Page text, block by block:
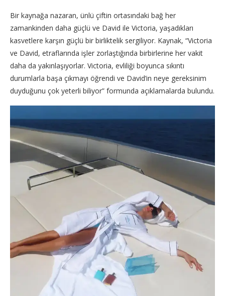
Bir kaynağa nazaran, ünlü çiftin ortasındaki bağ her
zamankinden daha güçlü ve David ile Victoria, yaşadıkları
kasvetlere karşın güçlü bir birliktelik sergiliyor. Kaynak, “Victoria
ve David, etraflarında işler zorlaştığında birbirlerine her vakit
daha da yakınlaşıyorlar. Victoria, evliliği boyunca sıkıntı
durumlarla başa çıkmayı öğrendi ve David’in neye gereksinim
duyduğunu çok yeterli biliyor” formunda açıklamalarda bulundu.